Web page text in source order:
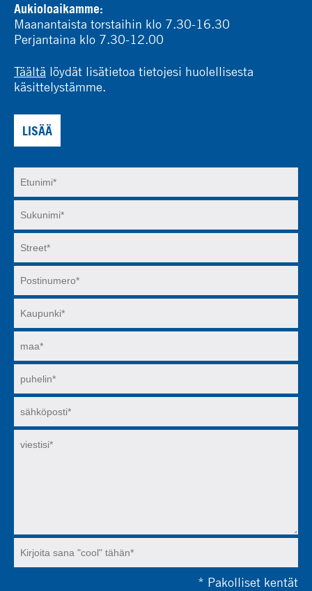
Aukioloaikamme:
Maanantaista torstaihin klo 7.30-16.30
Perjantaina klo 7.30-12.00
Täältä löydät lisätietoa tietojesi huolellisesta
käsittelystämme.
LISÄÄ
* Pakolliset kentät